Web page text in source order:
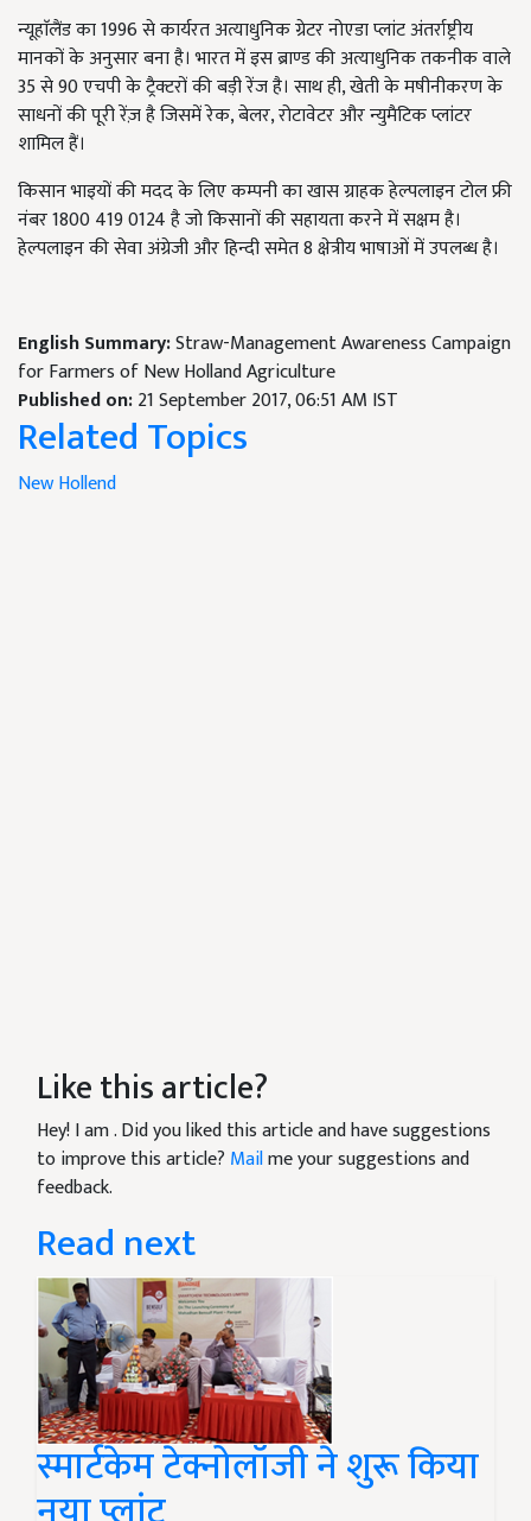
न्यूहाॅलैंड का 1996 से कार्यरत अत्याधुनिक ग्रेटर नोएडा प्लांट अंतर्राष्ट्रीय
मानकों के अनुसार बना है। भारत में इस ब्राण्ड की अत्याधुनिक तकनीक वाले
35 से 90 एचपी के ट्रैक्टरों की बड़ी रेंज है। साथ ही, खेती के मषीनीकरण के
साधनों की पूरी रेंज़ है जिसमें रेक, बेलर, रोटावेटर और न्युमैटिक प्लांटर
शामिल हैं।
किसान भाइयों की मदद के लिए कम्पनी का खास ग्राहक हेल्पलाइन टोल फ्री
नंबर 1800 419 0124 है जो किसानों की सहायता करने में सक्षम है।
हेल्पलाइन की सेवा अंग्रेजी और हिन्दी समेत 8 क्षेत्रीय भाषाओं में उपलब्ध है।
English Summary:Straw-Management Awareness Campaign
for Farmers of New Holland Agriculture
Published on:21 September 2017, 06:51 AM IST
Related Topics
New Hollend
Like this article?
Hey! I am. Did you liked this article and have suggestions
to improve this article? Mailme your suggestions and
feedback.
Read next
स्मार्टकेम टेक्नोलॉजी ने शुरू किया